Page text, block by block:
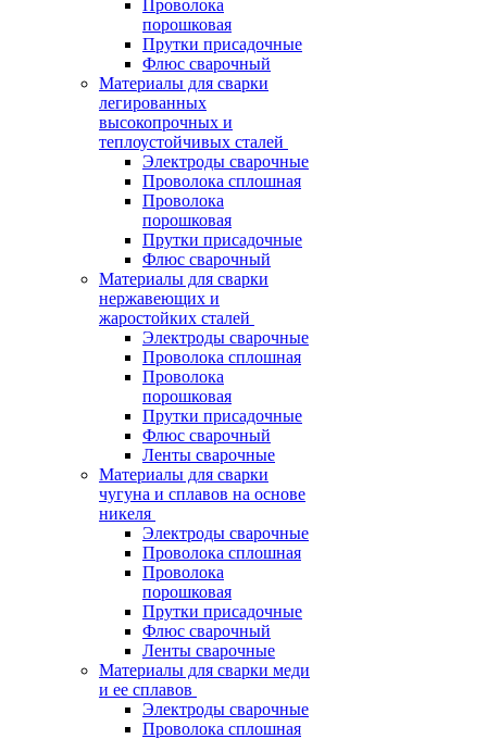
Проволока
порошковая
Прутки присадочные
Флюс сварочный
Материалы для сварки
легированных
высокопрочных и
теплоустойчивых сталей
Электроды сварочные
Проволока сплошная
Проволока
порошковая
Прутки присадочные
Флюс сварочный
Материалы для сварки
нержавеющих и
жаростойких сталей
Электроды сварочные
Проволока сплошная
Проволока
порошковая
Прутки присадочные
Флюс сварочный
Ленты сварочные
Материалы для сварки
чугуна и сплавов на основе
никеля
Электроды сварочные
Проволока сплошная
Проволока
порошковая
Прутки присадочные
Флюс сварочный
Ленты сварочные
Материалы для сварки меди
и ее сплавов
Электроды сварочные
Проволока сплошная